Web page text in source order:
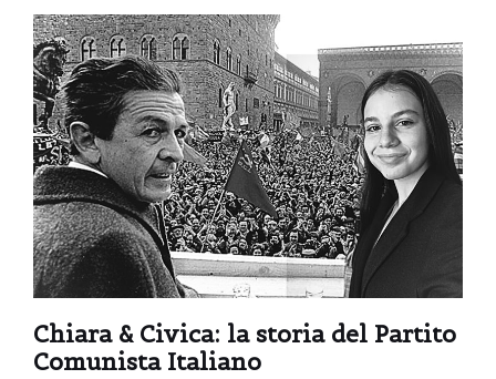
Chiara & Civica: la storia del Partito
Comunista Italiano